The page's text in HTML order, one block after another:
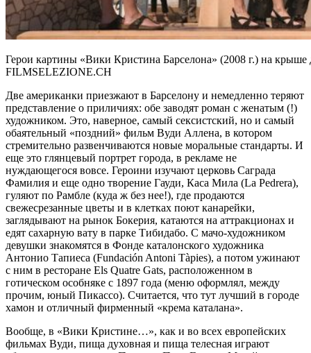
Герои картины «Вики Кристина Барселона» (2008 г.) на
FILMSELEZIONE.CH
Две американки приезжают в Барселону и немедленно теряют
представление о приличиях: обе заводят роман с женатым (!)
художником. Это, наверное, самый сексистский, но и самый
обаятельный «поздний» фильм Вуди Аллена, в котором
стремительно развенчиваются новые моральные стандарты. И
еще это глянцевый портрет города, в рекламе не
нуждающегося вовсе. Героини изучают церковь Саграда
Фамилия и еще одно творение Гауди, Каса Мила (La Pedrera),
гуляют по Рамбле (куда ж без нее!), где продаются
свежесрезанные цветы и в клетках поют канарейки,
заглядывают на рынок Бокерия, катаются на аттракционах и
едят сахарную вату в парке Тибидабо. С мачо-художником
девушки знакомятся в Фонде каталонского художника
Антонио Тапиеса (Fundación Antoni Tàpies), а потом ужинают
с ним в ресторане Els Quatre Gats, расположенном в
готическом особняке с 1897 года (меню оформлял, между
прочим, юный Пикассо). Считается, что тут лучший в городе
хамон и отличный фирменный «крема каталана».
Вообще, в «Вики Кристине…», как и во всех европейских
фильмах Вуди, пища духовная и пища телесная играют